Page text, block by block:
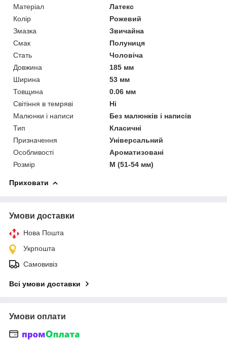
Матеріал
Латекс
Колір
Рожевий
Змазка
Звичайна
Смак
Полуниця
Стать
Чоловіча
Довжина
185 мм
Ширина
53 мм
Товщина
0.06 мм
Світіння в темряві
Ні
Малюнки і написи
Без малюнків і написів
Тип
Класичні
Призначення
Універсальний
Особливості
Ароматизовані
Розмір
M (51-54 мм)
Приховати
Умови доставки
Нова Пошта
Укрпошта
Самовивіз
Всі умови доставки
Умови оплати